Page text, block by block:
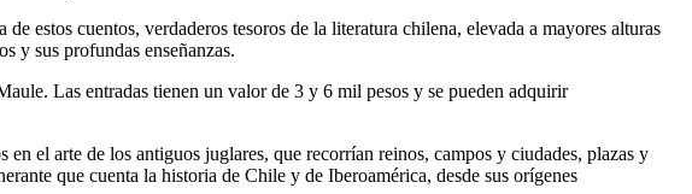
estos cuentos, verdaderos tesoros de la literatura chilena, elevada a mayores alturas
y sus profundas enseñanzas.
Las entradas tienen un valor de 3 y 6 mil pesos y se pueden adquirir
el arte de los antiguos juglares, que recorrían reinos, campos y ciudades, plazas y
que cuenta la historia de Chile y de Iberoamérica, desde sus orígenes